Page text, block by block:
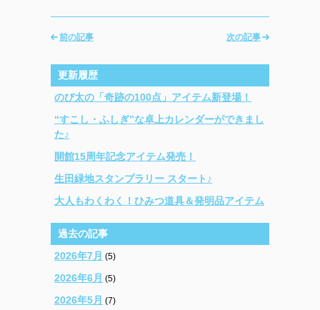
次の記事
前の記事
更新履歴
のび太の「奇跡の100点」アイテム新登場！
“すこし・ふしぎ”な卓上カレンダーができまし
た♪
開館15周年記念アイテム発売！
生田緑地スタンプラリー スタート♪
大人もわくわく！ひみつ道具＆発明品アイテム
過去の記事
2026年7月 (5)
2026年6月 (5)
2026年5月 (7)